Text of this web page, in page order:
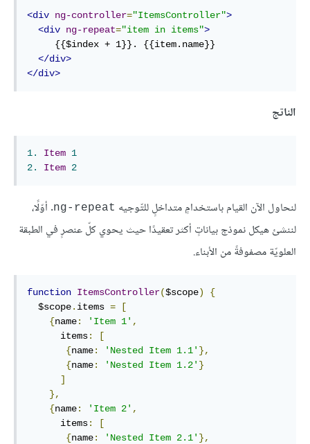
<div ng-controller="ItemsController">
<div ng-repeat="item in items">
</div>
</div>
الناتج
1. Item 1
2.
Item 2
لنحاول الآن القيام باستخدامٍ متداخلٍ للتّوجيه ng-repeat. أوّلًا،
لننشئ هيكل نموذج بياناتٍ أكثر تعقيدًا حيث يحوي كلّ عنصرٍ في الطبقة
العلويّة مصفوفةً من الأبناء.
function ItemsController($scope)
{
  $scope
. items =
[
{name: 'Item 1' ,
      items
:
[
{name: 'Nested Item 1.1' },
{name: 'Nested Item 1.2' }
]
},
{name: 'Item 2' ,
      items
:
[
{name: 'Nested Item 2.1' },